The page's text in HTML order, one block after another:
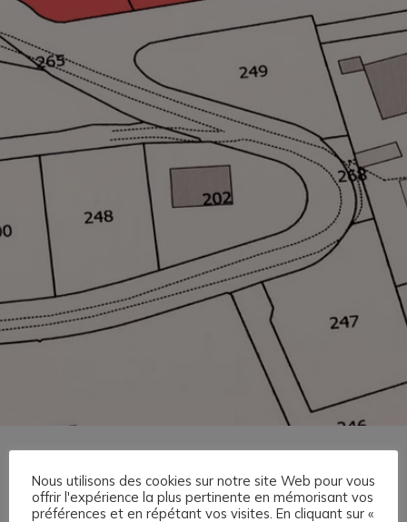
PLUI
Nous utilisons des cookies sur notre site Web pour vous
offrir l'expérience la plus pertinente en mémorisant vos
préférences et en répétant vos visites. En cliquant sur «